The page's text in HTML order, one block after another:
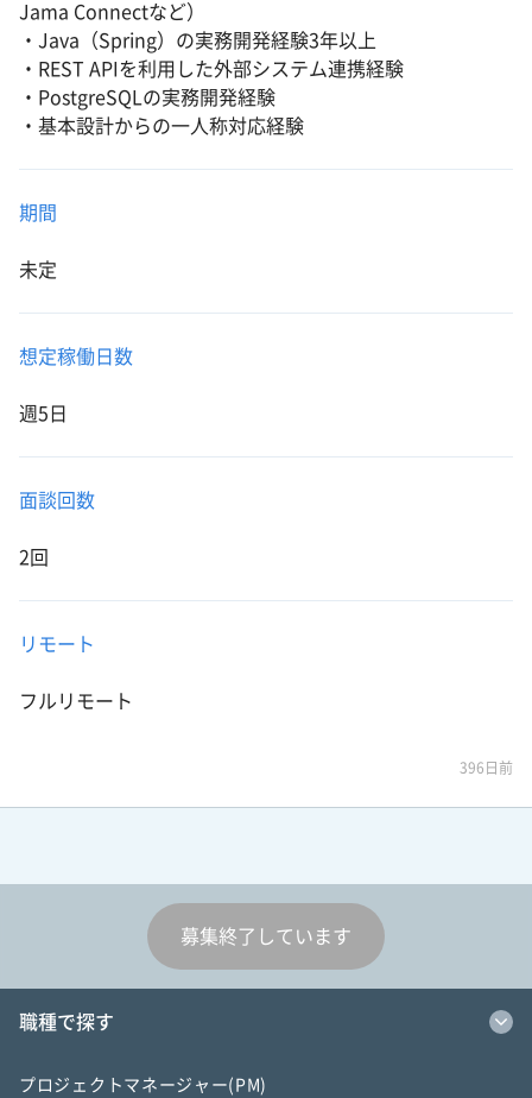
Jama Connectなど）
・Java（Spring）の実務開発経験3年以上
・REST APIを利用した外部システム連携経験
・PostgreSQLの実務開発経験
・基本設計からの一人称対応経験
期間
未定
想定稼働日数
週5日
面談回数
2回
リモート
フルリモート
396日前
募集終了しています
職種で探す
プロジェクトマネージャー(PM)